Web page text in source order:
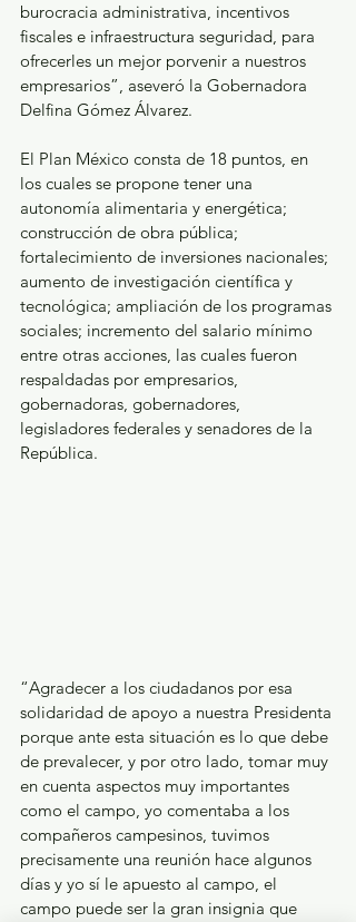
burocracia administrativa, incentivos
fiscales e infraestructura seguridad, para
ofrecerles un mejor porvenir a nuestros
empresarios”, aseveró la Gobernadora
Delfina Gómez Álvarez.
El Plan México consta de 18 puntos, en
los cuales se propone tener una
autonomía alimentaria y energética;
construcción de obra pública;
fortalecimiento de inversiones nacionales;
aumento de investigación científica y
tecnológica; ampliación de los programas
sociales; incremento del salario mínimo
entre otras acciones, las cuales fueron
respaldadas por empresarios,
gobernadoras, gobernadores,
legisladores federales y senadores de la
República.
“Agradecer a los ciudadanos por esa
solidaridad de apoyo a nuestra Presidenta
porque ante esta situación es lo que debe
de prevalecer, y por otro lado, tomar muy
en cuenta aspectos muy importantes
como el campo, yo comentaba a los
compañeros campesinos, tuvimos
precisamente una reunión hace algunos
días y yo sí le apuesto al campo, el
campo puede ser la gran insignia que